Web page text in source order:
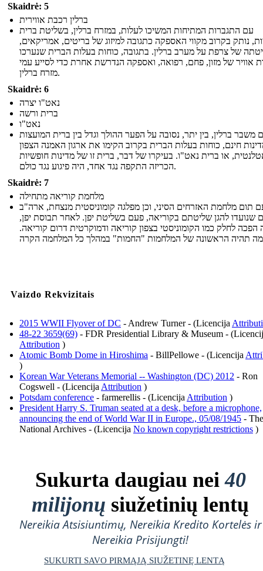
Skaidrė: 5
ברלין רכבת אווירית
עם התגברות המתיחות המשיכו לעלות, במזרח ברלין, בשליטת ברית
נותק בקרוב מקווי האספקה ​​כתגובה למיזוג של בריטים, אמריקאים,
של צרפת על מערב ברלין. בתגובה, כוחות בעלות הברית שנערכו
אוויר של מזון, פחם, רפואה, ואספקה ​​הנדרשת אחרת כדי לסייע עמי
מזרח ברלין.
Skaidrė: 6
נאט"ו יצרה
ברית ורשה
נאט"ו
משבר ברלין, בין יתר, נסובה על הפער ההולך וגדל בין ברית המועצות
חינם, כוחות בעלות הברית בקרוב הקימו את ארגון האמנה הצפון
או ברית נאט"ו. בעיקרו של דבר, ברית זו של מדינות חופשיות
הכריזה התקפה נגד אחד, היה פיגוע נגד כולם.
Skaidrė: 7
מלחמת קוריאה מתחילה
תום מלחמת האזרחים הסיני, וכן מפלגה קומוניסטית מנצחת, ארה"ב
שנועדו להגן שליטתם בקוריאה, פעם בשליטת יפן. לאחר תבוסת יפן,
הפכה לחלק כמו הקומוניסטי בצפון קוריאה ודמוקרטית דרום קוריאה.
Vaizdo Rekvizitais
2015 WWII Flyover of DC - Andrew Turner - (Licencija
48-22 3659(69) - FDR Presidential Library & Museum -
Attribution )
Atomic Bomb Dome in Hiroshima - BillPellowe - (Licencija
)
Korean War Veterans Memorial -- Washington (DC) 2012 - Ron
Cogswell - (Licencija Attribution )
Potsdam conference - farmerellis - (Licencija Attribution )
President Harry S. Truman seated at a desk, before a microphone,
announcing the end of World War II in Europe., 05/08/1945 -
National Archives - (Licencija No known copyright restrictions )
Sukurta daugiau nei40
milijonų siužetinių lentų
Nereikia Atsisiuntimų, Nereikia Kredito Kortelės ir
Nereikia Prisijungti!
SUKURTI SAVO PIRMĄJĄ SIUŽETINĘ LENTĄ